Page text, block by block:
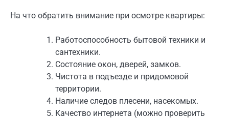
На что обратить внимание при осмотре квартиры:
Работоспособность бытовой техники и
сантехники.
Состояние окон, дверей, замков.
Чистота в подъезде и придомовой
территории.
Наличие следов плесени, насекомых.
Качество интернета (можно проверить